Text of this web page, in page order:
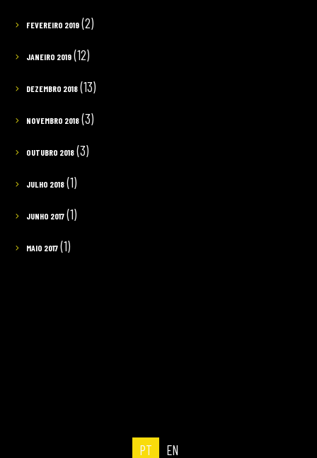
FEVEREIRO 2019(2)
JANEIRO 2019(12)
DEZEMBRO 2018(13)
NOVEMBRO 2018(3)
OUTUBRO 2018(3)
JULHO 2018(1)
JUNHO 2017(1)
MAIO 2017(1)
PT EN